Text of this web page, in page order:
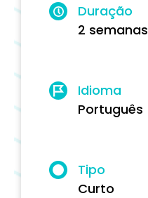
Duração
2 semanas
Idioma
Português
Tipo
Curto